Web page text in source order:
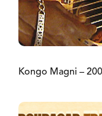
Kongo Magni –